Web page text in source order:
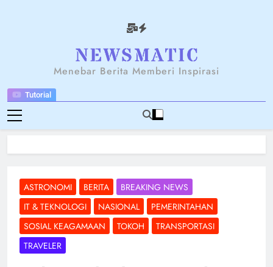
Tutorial
NEWSANTARA
Menebar Berita Memberi Inspirasi
ASTRONOMI BERITA
BREAKING NEWS
IT & TEKNOLOGI
NASIONAL
PEMERINTAHAN
SOSIAL KEAGAMAAN
TOKOH
TRANSPORTASI
TRAVELER